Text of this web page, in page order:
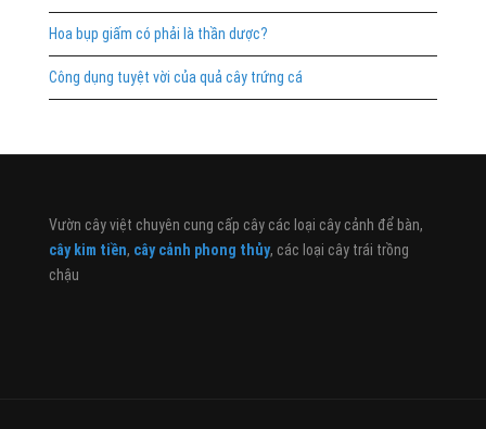
Hoa bụp giấm có phải là thần dược?
Công dụng tuyệt vời của quả cây trứng cá
Vườn cây việt chuyên cung cấp cây các loại cây cảnh để bàn,
cây kim tiền, cây cảnh phong thủy, các loại cây trái trồng
chậu